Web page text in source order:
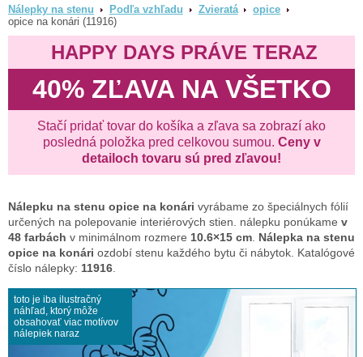
Nálepky na stenu Podľa vzhľadu Zvieratá
opice
opice na konári (11916)
HAPPY DAYS PRÁVE TERAZ
40% ZĽAVA NA VŠETKO
Stačí pridať tovar do košíka a zľava sa zobrazí ako
posledná položka pred celkovou sumou. Ceny v
detailoch tovaru sú pred zľavou!
Nálepku na stenu opice na konári vyrábame zo špeciálnych fólií
určených na polepovanie interiérových stien. nálepku ponúkame v
48 farbách v minimálnom rozmere 10.6×15 cm Nálepka na stenu
opice na konári ozdobí stenu každého bytu či nábytok. Katalógové
číslo nálepky: 11916
toto je iba ilustračný
náhľad, ktorý môže
obsahovať viac motívov
nálepiek naraz